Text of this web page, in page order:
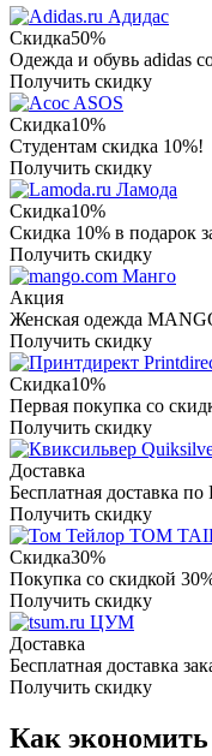
Адидас
Скидка50%
Одежда и обувь adidas
Получить скидку
ASOS
Скидка10%
Студентам скидка 10%!
Получить скидку
Ламода
Скидка10%
Скидка 10% в подарок
Получить скидку
Манго
Акция
Женская одежда
Получить скидку
Скидка10%
Первая покупка со
Получить скидку
Доставка
Бесплатная доставка по
Получить скидку
TOM
Скидка30%
Покупка со скидкой
Получить скидку
ЦУМ
Доставка
Бесплатная доставка
Получить скидку
Как